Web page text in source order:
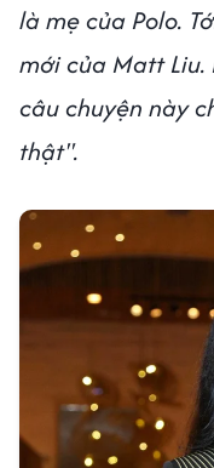
là mẹ của Polo.
mới của Matt
câu chuyện này
thật".